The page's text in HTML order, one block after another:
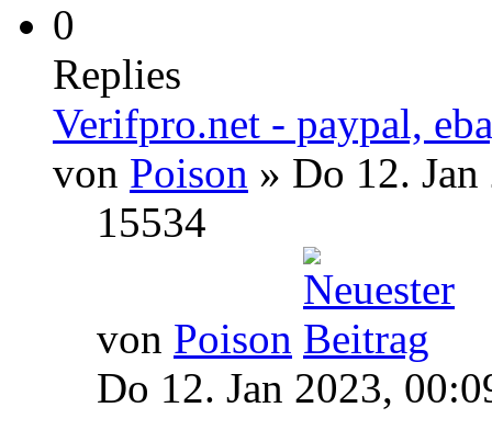
0
Replies
Verifpro.net - paypal,
von Poison » Do 12.
15534
von Poison
Do 12. Jan 2023,